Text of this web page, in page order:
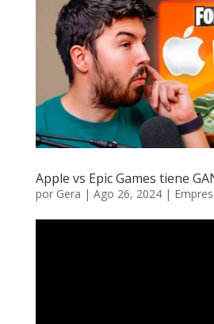
Apple vs Epic Games tiene
por Gera | Ago 26, 2024|